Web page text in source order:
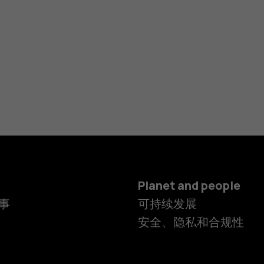
Planet and people
可持续发展
安全、隐私和合规性